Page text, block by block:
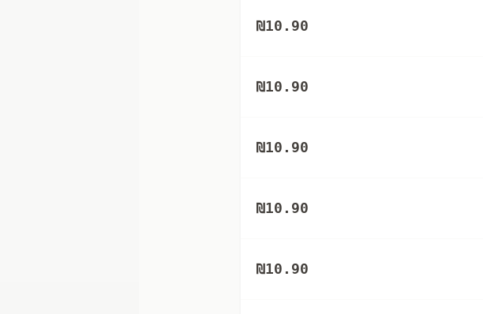
₪10.90
₪10.90
₪10.90
₪10.90
₪10.90